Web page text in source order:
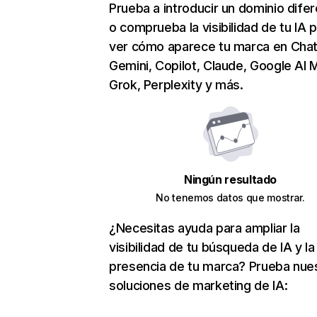
Prueba a introducir un dominio
o comprueba la visibilidad de tu IA
ver cómo aparece tu marca en
Gemini, Copilot, Claude, Google AI
Grok, Perplexity y más.
Ningún resultado
No tenemos datos que mostrar.
¿Necesitas ayuda para ampliar la
visibilidad de tu búsqueda de IA y la
presencia de tu marca? Prueba
soluciones de marketing de IA: